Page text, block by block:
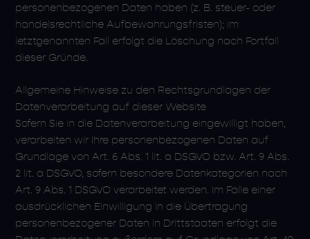
personenbezogenen Daten haben (z. B. steuer- oder
handelsrechtliche Aufbewahrungsfristen); im
letztgenannten Fall erfolgt die Löschung nach Fortfall
dieser Gründe.
Allgemeine Hinweise zu den Rechtsgrundlagen der
Datenverarbeitung auf dieser Website
Sofern Sie in die Datenverarbeitung eingewilligt haben,
verarbeiten wir Ihre personenbezogenen Daten auf
Grundlage von Art. 6 Abs. 1 lit. a DSGVO bzw. Art. 9 Abs.
2 lit. a DSGVO, sofern besondere Datenkategorien nach
Art. 9 Abs. 1 DSGVO verarbeitet werden. Im Falle einer
ausdrücklichen Einwilligung in die Übertragung
personenbezogener Daten in Drittstaaten erfolgt die